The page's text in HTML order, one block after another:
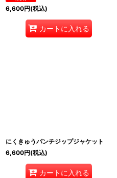
6,600円(税込)
カートに入れる
にくきゅうパンチジップジャケット
6,600円(税込)
カートに入れる